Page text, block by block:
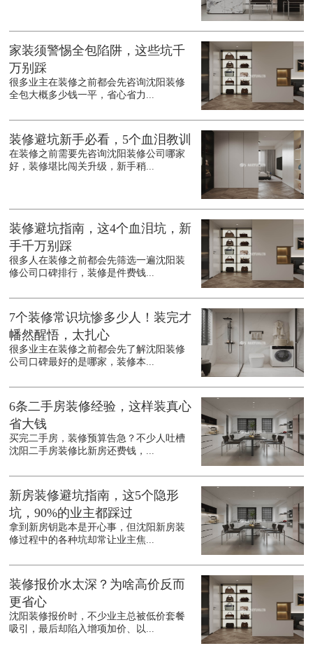
家装须警惕全包陷阱，这些坑千
万别踩
很多业主在装修之前都会先咨询沈阳装修
全包大概多少钱一平，省心省力...
装修避坑新手必看，5个血泪教训
在装修之前需要先咨询沈阳装修公司哪家
好，装修堪比闯关升级，新手稍...
装修避坑指南，这4个血泪坑，新
手千万别踩
很多人在装修之前都会先筛选一遍沈阳装
修公司口碑排行，装修是件费钱...
7个装修常识坑惨多少人！装完才
幡然醒悟，太扎心
很多业主在装修之前都会先了解沈阳装修
公司口碑最好的是哪家，装修本...
6条二手房装修经验，这样装真心
省大钱
买完二手房，装修预算告急？不少人吐槽
沈阳二手房装修比新房还费钱，...
新房装修避坑指南，这5个隐形
坑，90%的业主都踩过
拿到新房钥匙本是开心事，但沈阳新房装
修过程中的各种坑却常让业主焦...
装修报价水太深？为啥高价反而
更省心
沈阳装修报价时，不少业主总被低价套餐
吸引，最后却陷入增项加价、以...